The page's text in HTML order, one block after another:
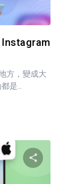
Instagram
方，變成大
是...